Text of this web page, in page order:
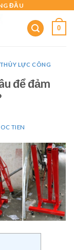
ĐẦU
0
THỦY LỰC CÔNG
để đảm
TIEN